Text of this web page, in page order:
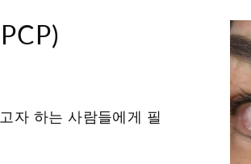
자 하는 사람들에게 필